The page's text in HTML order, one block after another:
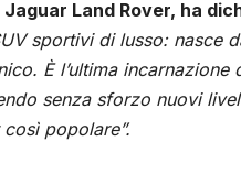
Land Rover, ha
sportivi di lusso: nasce
È l’ultima
senza sforzo nuovi
popolare”.